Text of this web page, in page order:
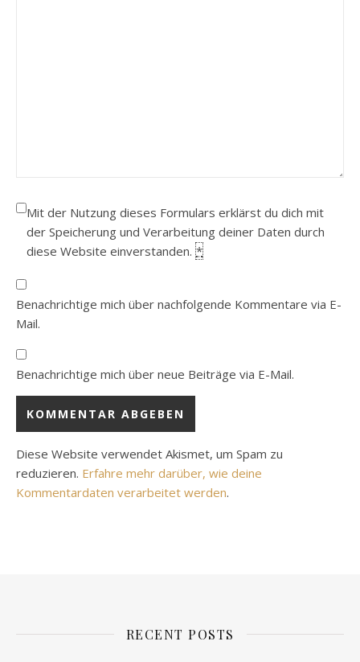
Mit der Nutzung dieses Formulars erklärst du dich mit
der Speicherung und Verarbeitung deiner Daten durch
diese Website einverstanden. *
Benachrichtige mich über nachfolgende Kommentare via E-
Mail.
Benachrichtige mich über neue Beiträge via E-Mail.
Diese Website verwendet Akismet, um Spam zu
reduzieren. Erfahre mehr darüber, wie deine
Kommentardaten verarbeitet werden.
RECENT POSTS